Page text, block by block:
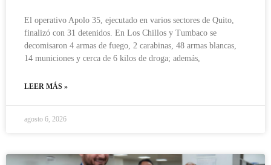
El operativo Apolo 35, ejecutado en varios sectores de Quito,
finalizó con 31 detenidos. En Los Chillos y Tumbaco se
decomisaron 4 armas de fuego, 2 carabinas, 48 armas blancas,
14 municiones y cerca de 6 kilos de droga; además,
LEER MÁS »
agosto 6, 2026